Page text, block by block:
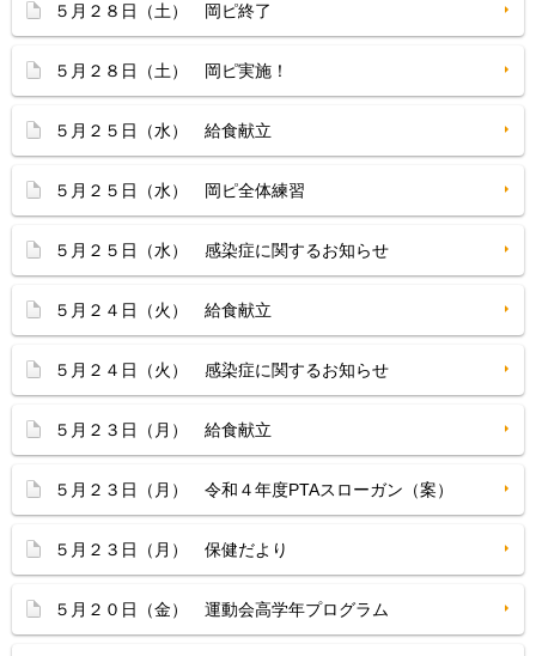
５月２８日（土） 岡ピ終了
５月２８日（土） 岡ピ実施！
５月２５日（水） 給食献立
５月２５日（水） 岡ピ全体練習
５月２５日（水） 感染症に関するお知らせ
５月２４日（火） 給食献立
５月２４日（火） 感染症に関するお知らせ
５月２３日（月） 給食献立
５月２３日（月） 令和４年度PTAスローガン（案）
５月２３日（月） 保健だより
５月２０日（金） 運動会高学年プログラム